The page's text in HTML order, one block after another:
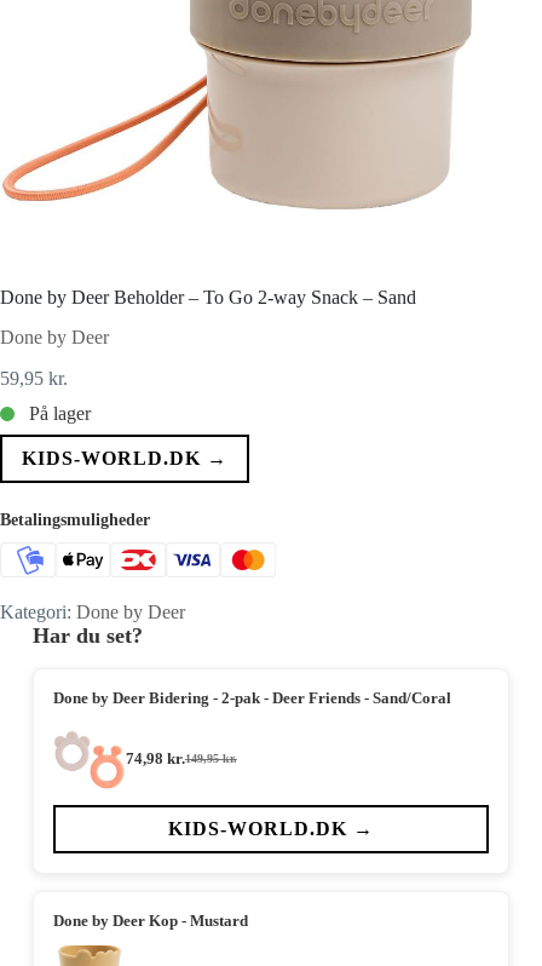
Done by Deer Beholder – To Go 2-way Snack – Sand
Done by Deer
59,95 kr.
På lager
KIDS-WORLD.DK →
Betalingsmuligheder
Kategori: Done by Deer
Har du set?
Done by Deer Bidering - 2-pak - Deer Friends - Sand/Coral
149,95kr.
Den
pris
var:
74,98 kr.Den
pris
er:
KIDS-WORLD.DK →
Done by Deer Kop - Mustard